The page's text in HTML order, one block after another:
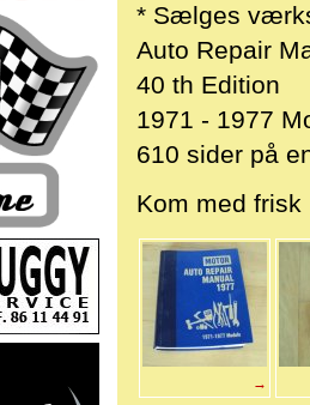
* Sælges
Auto Repair
40 th Edition
1971 - 1977
610 sider på
Kom med frisk
→